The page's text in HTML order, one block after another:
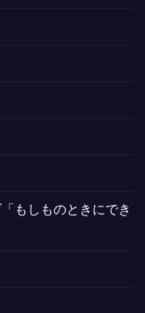
もしものときにでき